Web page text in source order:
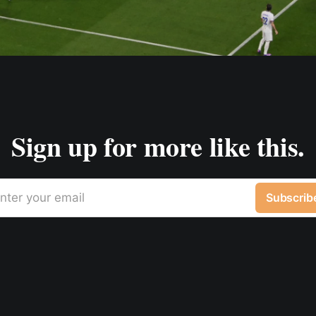
Sign up for more like this.
your email